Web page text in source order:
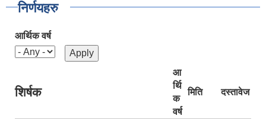
निर्णयहरु
आर्थिक वर्ष
शिर्षक
आ
र्थि
क
वर्ष
मिति दस्तावेज